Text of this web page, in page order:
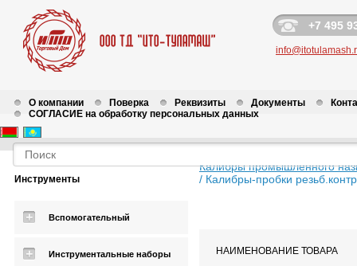
+7 495
О компании Поверка Реквизиты Документы
СОГЛАСИЕ на обработку персональных данных
Инструменты
Вспомогательный
Инструментальные наборы
Калибры промышленного
/ Калибры-пробки
НАИМЕНОВАНИЕ ТОВАРА